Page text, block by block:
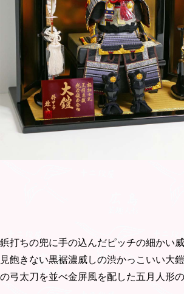
鋲打ちの兜に手の込んだピッチの細かい
見飽きない黒裾濃威しの渋かっこいい大
の弓太刀を並べ金屏風を配した五月人形の